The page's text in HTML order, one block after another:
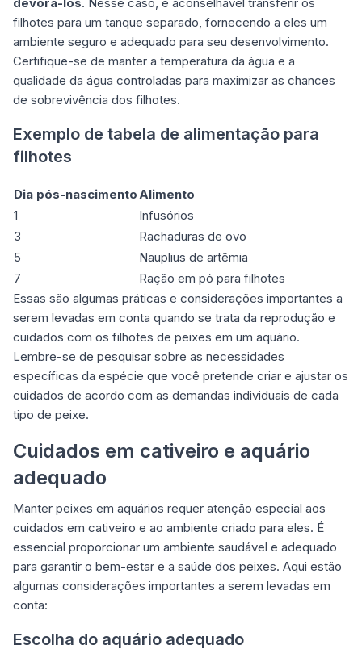
filhotes para um tanque separado, fornecendo a eles um
ambiente seguro e adequado para seu desenvolvimento.
Certifique-se de manter a temperatura da água e a
qualidade da água controladas para maximizar as chances
de sobrevivência dos filhotes.
Exemplo de tabela de alimentação para
filhotes
Dia pós-nascimentoAlimento
1
Infusórios
3
Rachaduras de ovo
5
Nauplius de artêmia
7
Ração em pó para filhotes
Essas são algumas práticas e considerações importantes a
serem levadas em conta quando se trata da reprodução e
cuidados com os filhotes de peixes em um aquário.
Lembre-se de pesquisar sobre as necessidades
específicas da espécie que você pretende criar e ajustar os
cuidados de acordo com as demandas individuais de cada
tipo de peixe.
Cuidados em cativeiro e aquário
adequado
Manter peixes em aquários requer atenção especial aos
cuidados em cativeiro e ao ambiente criado para eles. É
essencial proporcionar um ambiente saudável e adequado
para garantir o bem-estar e a saúde dos peixes. Aqui estão
algumas considerações importantes a serem levadas em
conta:
Escolha do aquário adequado